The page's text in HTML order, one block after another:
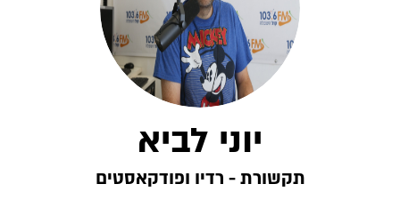
יוני לביא
תקשורת - רדיו ופודקאסטים